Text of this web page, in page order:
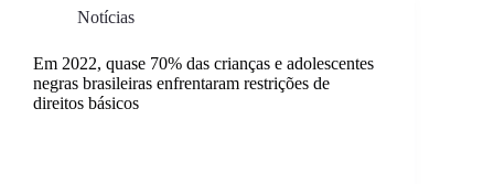
Notícias
Em 2022, quase 70% das crianças e adolescentes
negras brasileiras enfrentaram restrições de
direitos básicos